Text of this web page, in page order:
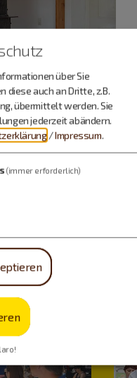
essen,
über Sie
diese auch an Dritte, z.B.
übermittelt werden. Sie
jederzeit abändern.
/Impressum.
(immer erforderlich)